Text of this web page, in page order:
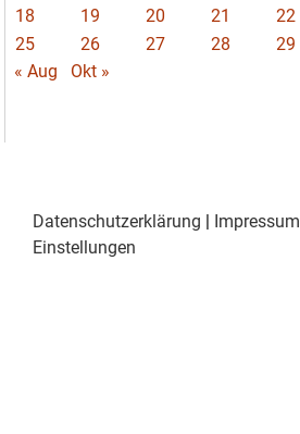
18
19 20 21 22
25
26 27 28 29
« Aug
Okt »
Datenschutzerklärung | Impressum
Einstellungen